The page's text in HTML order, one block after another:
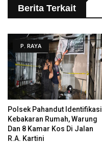
Berita Terkait
P. RAYA
Polsek Pahandut Identifikasi
Kebakaran Rumah, Warung
Dan 8 Kamar Kos Di Jalan
R.A. Kartini